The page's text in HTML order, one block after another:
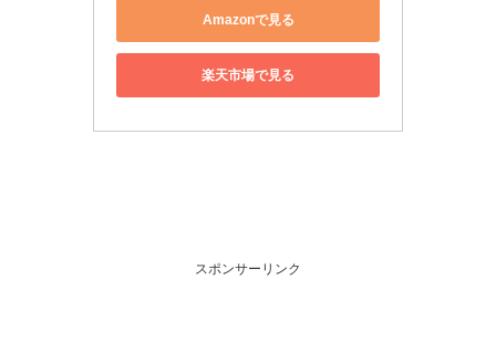
Amazonで見る
楽天市場で見る
スポンサーリンク